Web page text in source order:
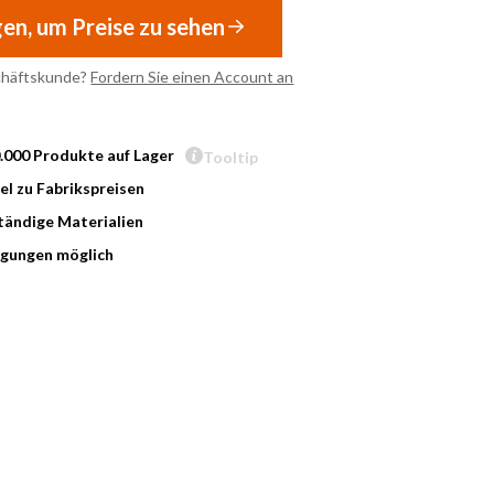
um Preise zu sehen
Fordern Sie einen Account an
Produkte auf Lager
Tooltip
zu Fabrikspreisen
Materialien
möglich